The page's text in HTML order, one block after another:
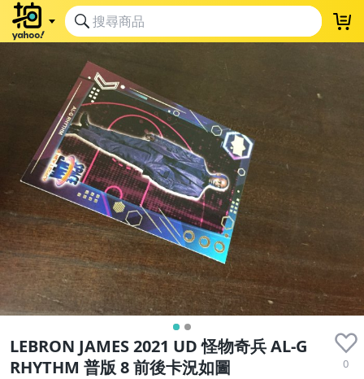
LEBRON JAMES 2021 UD 怪物奇兵 AL-G
RHYTHM 普版 8 前後卡況如圖
0